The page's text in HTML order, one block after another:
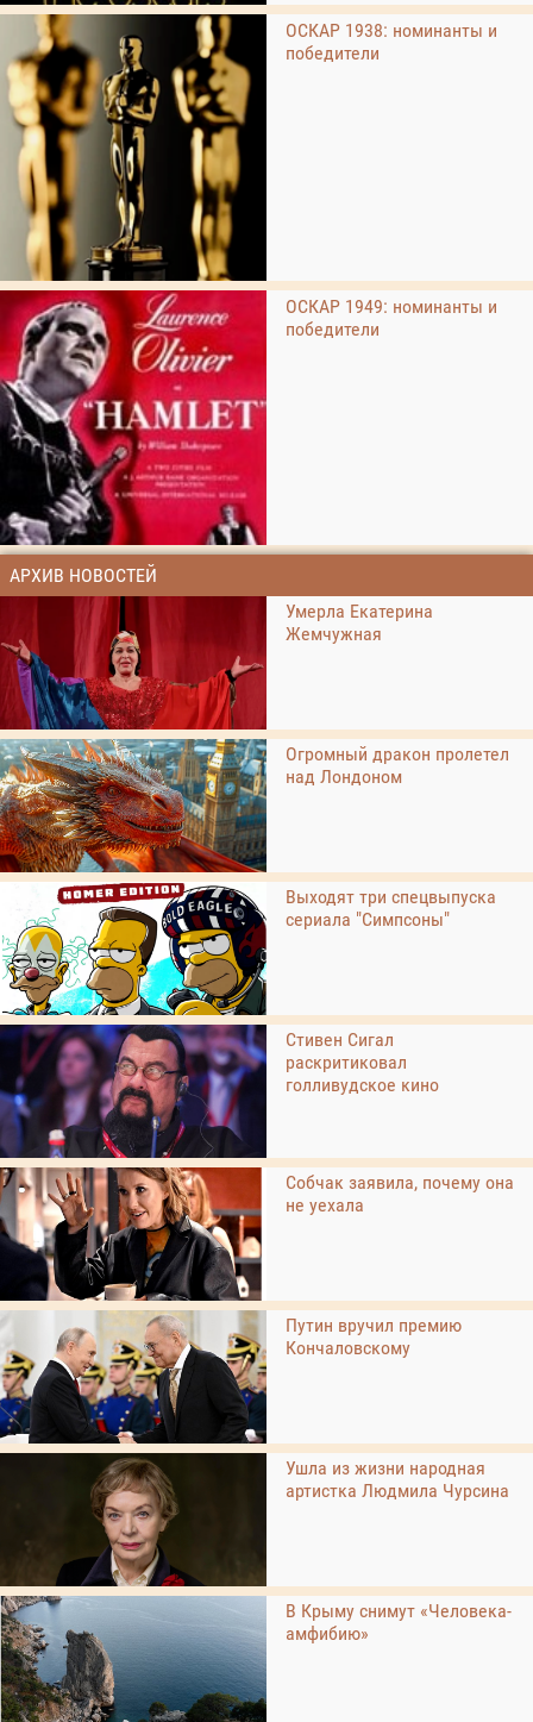
ОСКАР 1938: номинанты и
победители
ОСКАР 1949: номинанты и
победители
АРХИВ НОВОСТЕЙ
Умерла Екатерина
Жемчужная
Огромный дракон пролетел
над Лондоном
Выходят три спецвыпуска
сериала "Симпсоны"
Стивен Сигал
раскритиковал
голливудское кино
Собчак заявила, почему она
не уехала
Путин вручил премию
Кончаловскому
Ушла из жизни народная
артистка Людмила Чурсина
В Крыму снимут «Человека-
амфибию»